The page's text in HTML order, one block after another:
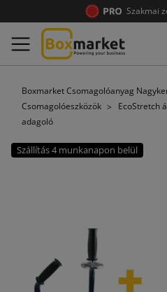
Szakmai
Boxmarket Csomagolóanyag
Csomagolóeszközök
EcoStretch
adagoló
Szállítás 4 munkanapon belül